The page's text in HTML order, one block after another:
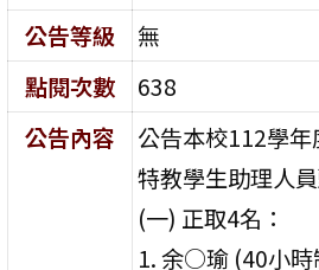
公告等級
無
點閱次數
638
公告內容
公告本校112學
特教學生助理人
(一) 正取4名：
1. 余○瑜 (40小時